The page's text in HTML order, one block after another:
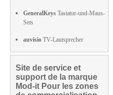
GeneralKeys Tastatur-und-Maus-
Sets
auvisio TV-Lautsprecher
Site de service et
support de la marque
Mod-it Pour les zones